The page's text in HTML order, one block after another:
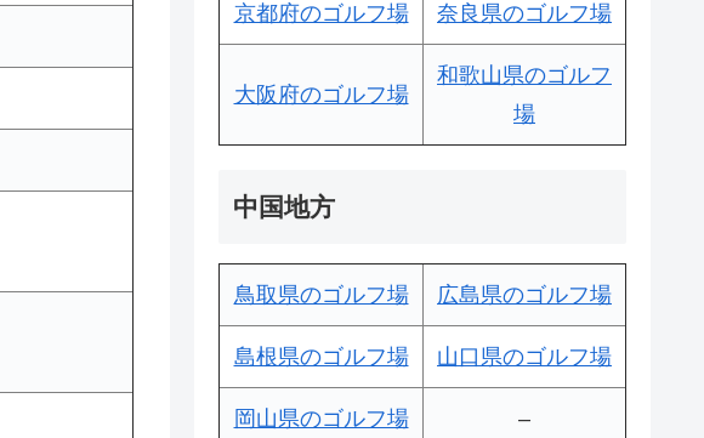
京都府のゴルフ場 奈良県のゴルフ場
大阪府のゴルフ場
和歌山県のゴルフ
場
中国地方
鳥取県のゴルフ場 広島県のゴルフ場
島根県のゴルフ場 山口県のゴルフ場
岡山県のゴルフ場 –